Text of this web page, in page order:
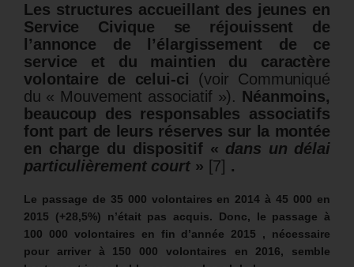
Les structures accueillant des jeunes en
Service Civique se réjouissent de
l’annonce de l’élargissement de ce
service et du maintien du caractère
volontaire de celui-ci (voir Communiqué
du « Mouvement associatif »). Néanmoins,
beaucoup des responsables associatifs
font part de leurs réserves sur la montée
en charge du dispositif « dans un délai
particulièrement court» [7] .
Le passage de 35 000 volontaires en 2014 à 45 000 en
2015 (+28,5%) n’était pas acquis. Donc, le passage à
100 000 volontaires en fin d’année 2015 , nécessaire
pour arriver à 150 000 volontaires en 2016, semble